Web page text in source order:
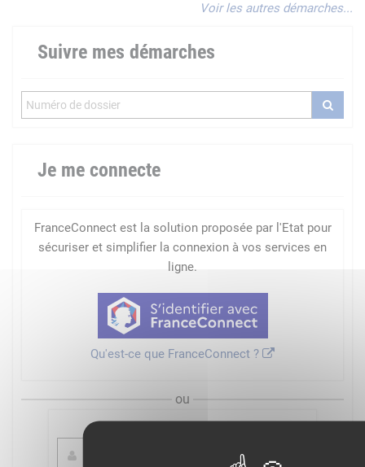
Voir les autres démarches...
Suivre mes démarches
Je me connecte
FranceConnect est la solution proposée par l'Etat pour
sécuriser et simplifier la connexion à vos services en
ligne.
Qu'est-ce que FranceConnect ?
ou